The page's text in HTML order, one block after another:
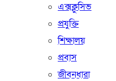
এক্সক্লুসিভ
প্রযুক্তি
শিক্ষালয়
প্রবাস
জীবনধারা